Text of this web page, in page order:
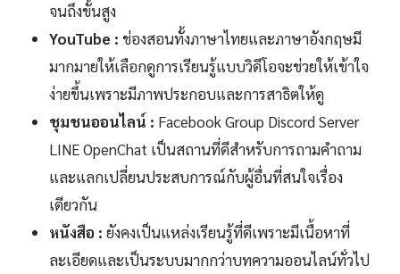
จนถึงขั้นสูง
YouTube : ช่องสอนทั้งภาษาไทยและภาษาอังกฤษมี
มากมายให้เลือกดูการเรียนรู้แบบวิดีโอจะช่วยให้เข้าใจ
ง่ายขึ้นเพราะมีภาพประกอบและการสาธิตให้ดู
ชุมชนออนไลน์ : Facebook Group Discord Server
LINE OpenChat เป็นสถานที่ดีสำหรับการถามคำถาม
และแลกเปลี่ยนประสบการณ์กับผู้อื่นที่สนใจเรื่อง
เดียวกัน
หนังสือ : ยังคงเป็นแหล่งเรียนรู้ที่ดีเพราะมีเนื้อหาที่
ละเอียดและเป็นระบบมากกว่าบทความออนไลน์ทั่วไป